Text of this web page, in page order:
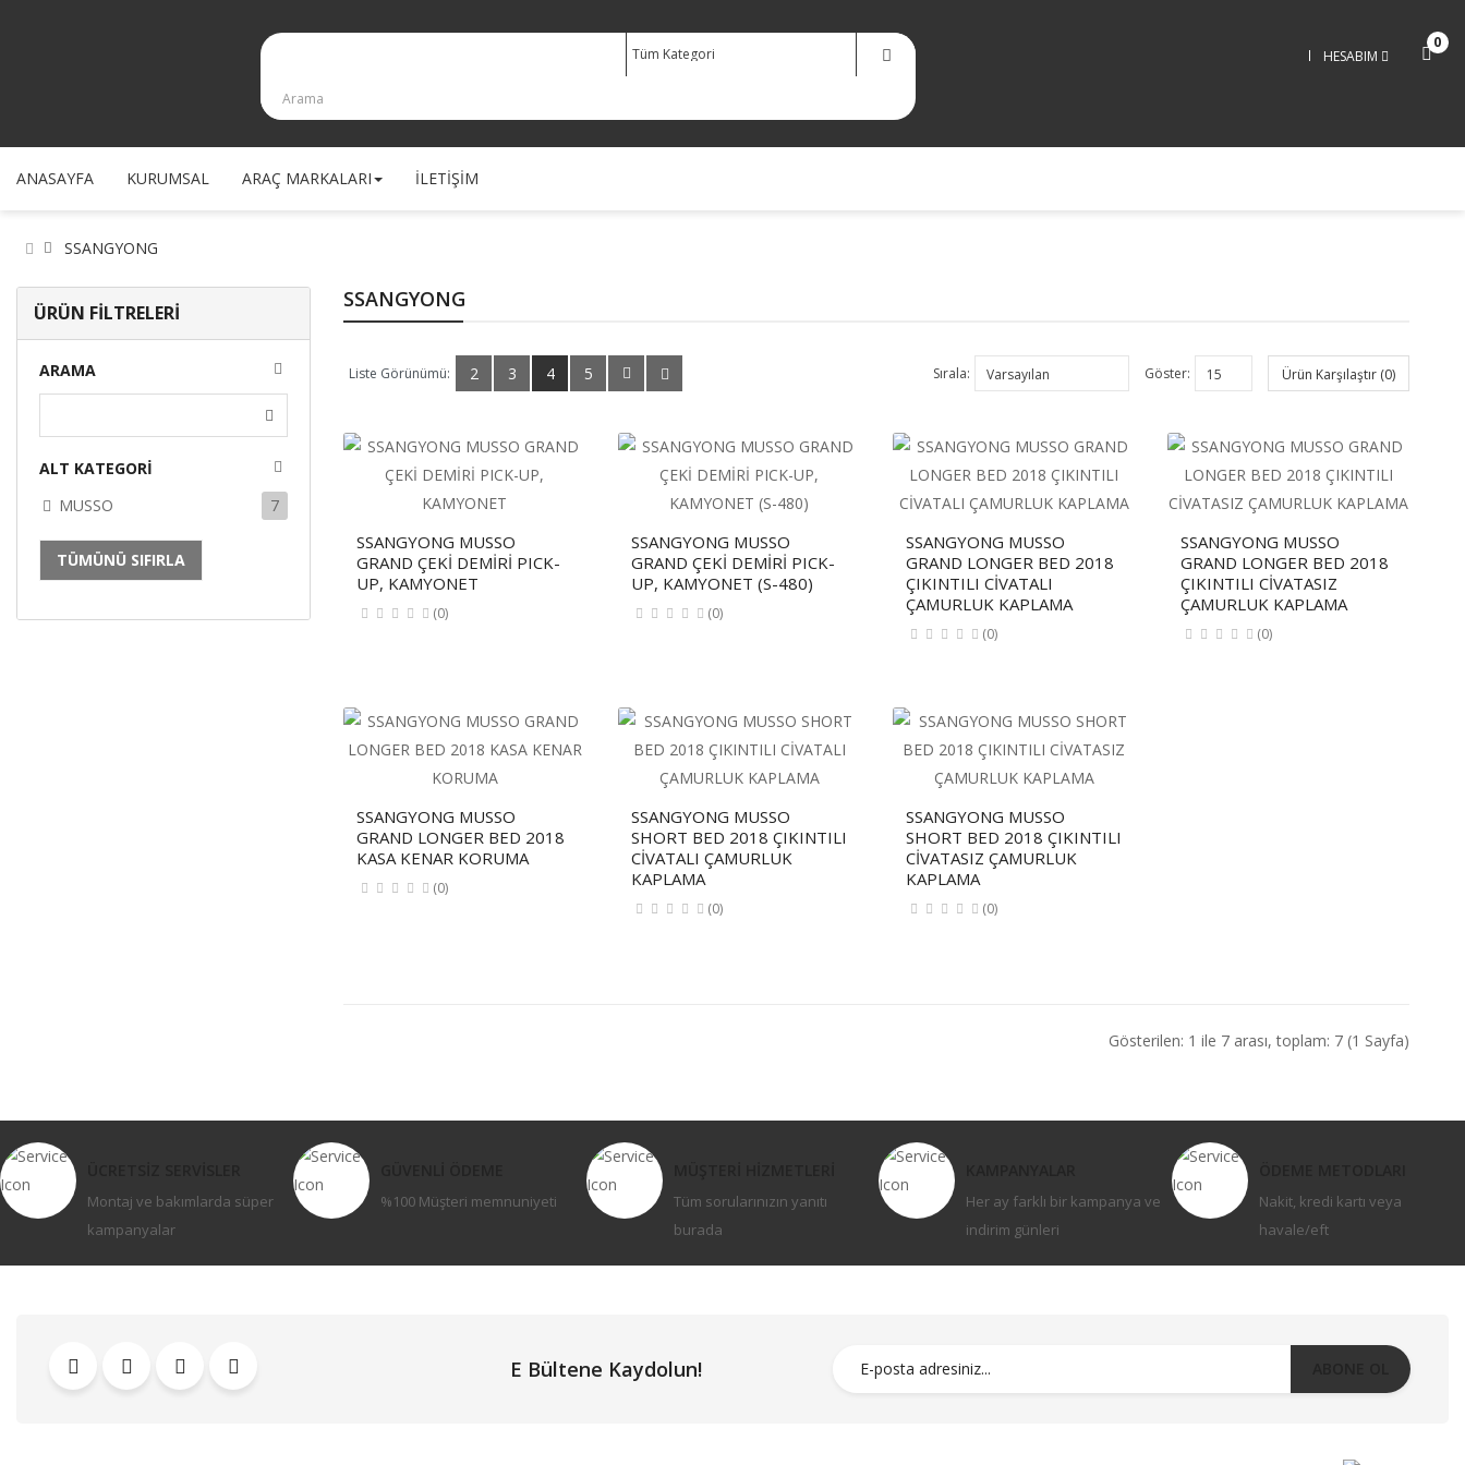
0
HESABIM
ANASAYFA KURUMSAL ARAÇ MARKALARI İLETİŞİM
SSANGYONG
ÜRÜN FİLTRELERİ
ARAMA
ALT KATEGORI
MUSSO
7
TÜMÜNÜ SIFIRLA
SSANGYONG
Liste Görünümü: 2 3 4 5 Sırala: Göster: Ürün Karşılaştır (0)
SSANGYONG MUSSO
GRAND ÇEKİ DEMİRİ PICK-
UP, KAMYONET
(0)
SSANGYONG MUSSO
GRAND ÇEKİ DEMİRİ PICK-
UP, KAMYONET (S-480)
(0)
SSANGYONG MUSSO
GRAND LONGER BED 2018
ÇIKINTILI CİVATALI
ÇAMURLUK KAPLAMA
(0)
SSANGYONG MUSSO
GRAND LONGER BED 2018
ÇIKINTILI CİVATASIZ
ÇAMURLUK KAPLAMA
(0)
SSANGYONG MUSSO
GRAND LONGER BED 2018
KASA KENAR KORUMA
(0)
SSANGYONG MUSSO
SHORT BED 2018 ÇIKINTILI
CİVATALI ÇAMURLUK
KAPLAMA
(0)
SSANGYONG MUSSO
SHORT BED 2018 ÇIKINTILI
CİVATASIZ ÇAMURLUK
KAPLAMA
(0)
Gösterilen: 1 ile 7 arası, toplam: 7 (1 Sayfa)
Montaj ve bakımlarda süper
kampanyalar
%100 Müşteri memnuniyeti
Tüm sorularınızın yanıtı
burada
Her ay farklı bir kampanya ve
indirim günleri
Nakit, kredi kartı veya
havale/eft
E Bültene Kaydolun!